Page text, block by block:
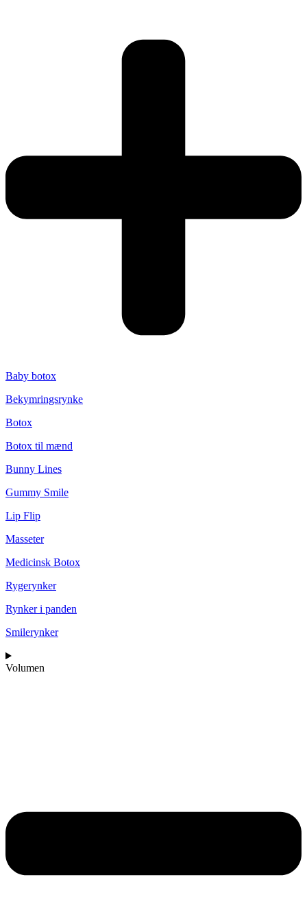
Baby botox
Bekymringsrynke
Botox
Botox til mænd
Bunny Lines
Gummy Smile
Lip Flip
Masseter
Medicinsk Botox
Rygerynker
Rynker i panden
Smilerynker
Volumen